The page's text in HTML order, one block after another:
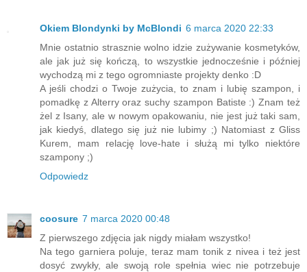
Okiem Blondynki by McBlondi 6 marca 2020 22:33
Mnie ostatnio strasznie wolno idzie zużywanie kosmetyków,
ale jak już się kończą, to wszystkie jednocześnie i później
wychodzą mi z tego ogromniaste projekty denko :D
A jeśli chodzi o Twoje zużycia, to znam i lubię szampon, i
pomadkę z Alterry oraz suchy szampon Batiste :) Znam też
żel z Isany, ale w nowym opakowaniu, nie jest już taki sam,
jak kiedyś, dlatego się już nie lubimy ;) Natomiast z Gliss
Kurem, mam relację love-hate i służą mi tylko niektóre
szampony ;)
Odpowiedz
coosure 7 marca 2020 00:48
Z pierwszego zdjęcia jak nigdy miałam wszystko!
Na tego garniera poluje, teraz mam tonik z nivea i też jest
dosyć zwykły, ale swoją role spełnia wiec nie potrzebuje